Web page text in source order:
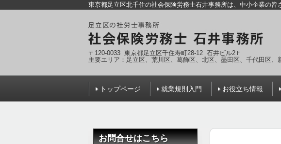
東京都足立区北千住の社会保険労務士石井事務所は、中小企業の
〒120-0033 東京都足立区千住寿町28-12 石井ビル2Ｆ
主要エリア：足立区、荒川区、葛飾区、北区、墨田区、千代田区、
トップページ 就業規則入門 お役立ち情報
お問合せはこちら